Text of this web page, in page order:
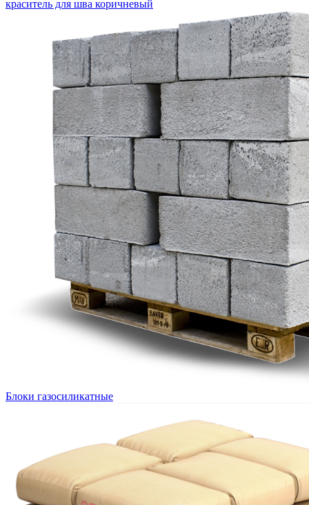
краситель для шва коричневый
Блоки газосиликатные